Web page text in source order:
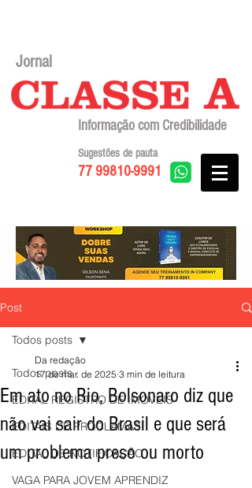
Jornal
Informação com Credibilidade
77 99810-9991
Sugestões de pauta
Post
Todos posts
EDITAL REGISTRO DE IMÓVEIS
EDITAIS DE PROCLAMAS
EDITAL DE NOTIFICAÇÃO
VAGA PARA JOVEM APRENDIZ
Todos posts
Em ato no Rio, Bolsonaro diz que
não vai sair do Brasil e que será
um problema preso ou morto
Da redação
17 de mar. de 2025 3 min de leitura